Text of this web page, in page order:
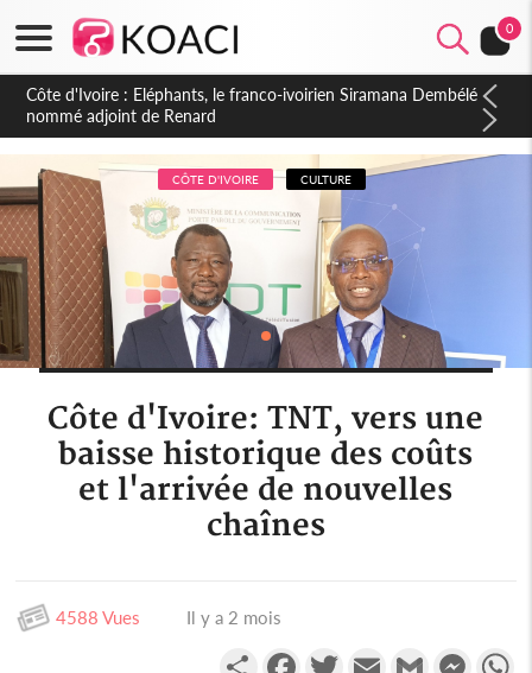
0
Cameroun : 5 combattants séparatistes neutralisés, le Mindef
dément les rumeurs d'exactions des civils
CÔTE D'IVOIRE CULTURE
Côte d'Ivoire: TNT, vers une
baisse historique des coûts
et l'arrivée de nouvelles
chaînes
4588 Vues Il y a 2 mois
PartagerFacebookTwitterEmail Gmail